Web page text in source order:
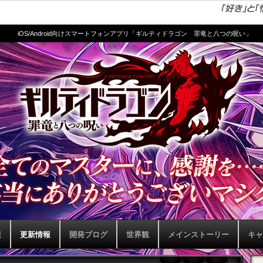
iOS/Android向けスマートフォンアプリ「ギルティドラゴン 罪竜と八つの呪い」
更新情報 開発ブログ 世界観 メインストーリー キ